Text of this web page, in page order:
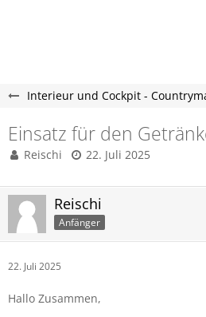
Interieur und Cockpit -
Einsatz für den
Reischi 22. Juli 2025
Reischi
Anfänger
22. Juli 2025
Hallo Zusammen,